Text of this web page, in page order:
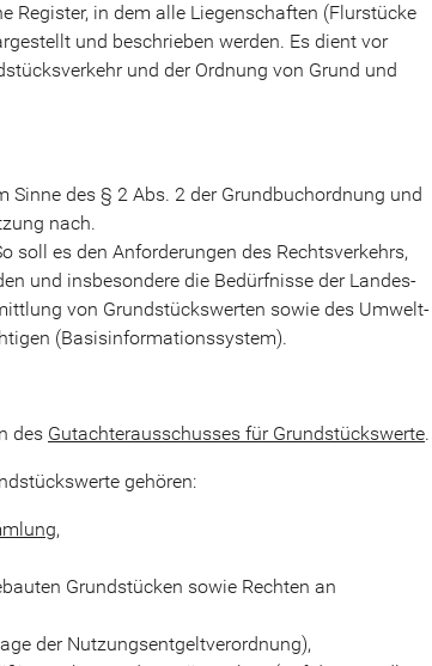
Register, in dem alle Liegenschaften (Flurstücke
und beschrieben werden. Es dient vor
und der Ordnung von Grund und
des § 2 Abs. 2 der Grundbuchordnung und
nach.
soll es den Anforderungen des Rechtsverkehrs,
und insbesondere die Bedürfnisse der Landes-
von Grundstückswerten sowie des Umwelt-
(Basisinformationssystem).
des Gutachterausschusses für Grundstückswerte.
gehören:
,
Grundstücken sowie Rechten an
der Nutzungsentgeltverordnung),